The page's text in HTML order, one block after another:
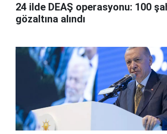
24 ilde DEAŞ operasyonu: 100
gözaltına alındı